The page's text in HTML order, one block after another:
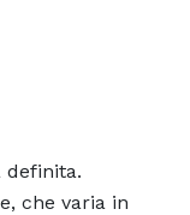
definita.
che varia in